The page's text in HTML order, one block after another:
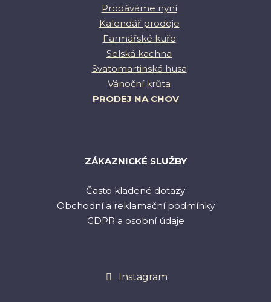
Prodáváme nyní
Kalendář prodeje
Farmářské kuře
Selská kachna
Svatomartinská husa
Vánoční krůta
PRODEJ NA CHOV
ZÁKAZNICKÉ SLUŽBY
Často kladené dotazy
Obchodní a reklamační podmínky
GDPR a osobní údaje
Instagram